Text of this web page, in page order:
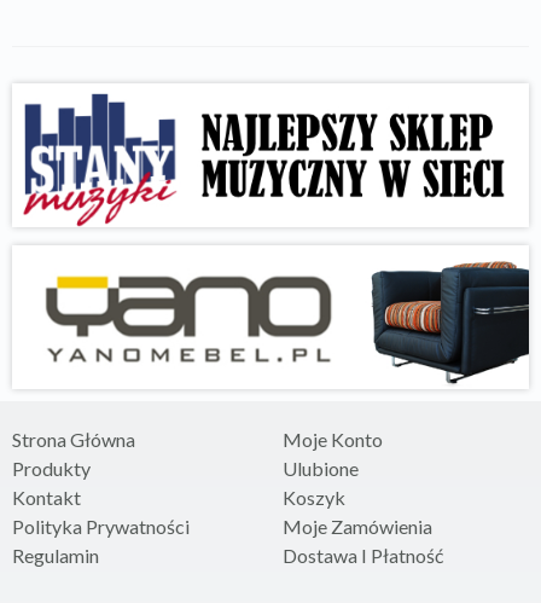
Strona Główna
Produkty
Kontakt
Polityka Prywatności
Regulamin
Moje Konto
Ulubione
Koszyk
Moje Zamówienia
Dostawa I Płatność